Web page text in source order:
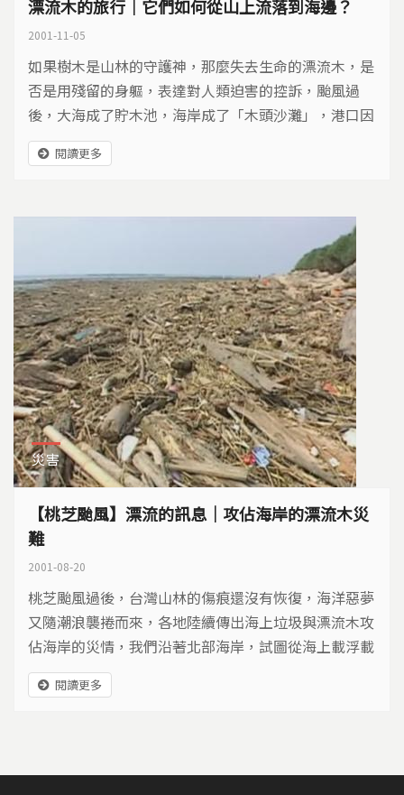
漂流木的旅行｜它們如何從山上流落到海邊？
2001-11-05
如果樹木是山林的守護神，那麼失去生命的漂流木，是
否是用殘留的身軀，表達對人類迫害的控訴，颱風過
後，大海成了貯木池，海岸成了「木頭沙灘」，港口因
而封閉，漁民停止漁撈…為了追查這麼多漂流木從何而
來，我們逆流而上，來到大安溪上游的台中縣和平鄉達
景，數不清的巨木堵住了河流出口、橋墩及攔砂壩，一
場無限延燒的漂流木災難正在上演，看守台灣小組在大
雨來臨之前，登入大雪山林場，尋找巨木來源的答案，
也終於知道了這些原本住在山林的樹木如何長途跋涉下
山，展開一場奇異的旅程。
閱讀更多
災害
【桃芝颱風】漂流的訊息｜攻佔海岸的漂流木災
難
2001-08-20
桃芝颱風過後，台灣山林的傷痕還沒有恢復，海洋惡夢
又隨潮浪襲捲而來，各地陸續傳出海上垃圾與漂流木攻
佔海岸的災情，我們沿著北部海岸，試圖從海上載浮載
沈的漂流物身上，找出它們這趟漂流之旅所要傳達的訊
息。閱讀更多